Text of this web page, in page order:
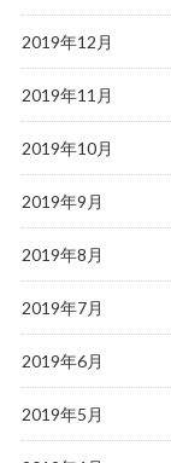
2019年12月
2019年11月
2019年10月
2019年9月
2019年8月
2019年7月
2019年6月
2019年5月